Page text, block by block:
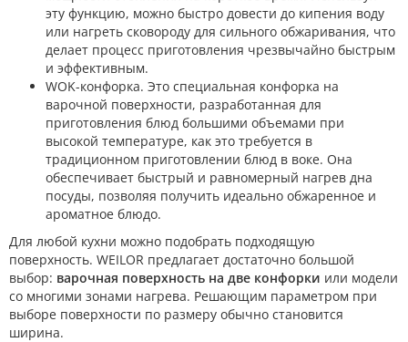
эту функцию, можно быстро довести до кипения воду
или нагреть сковороду для сильного обжаривания, что
делает процесс приготовления чрезвычайно быстрым
и эффективным.
WOK-конфорка. Это специальная конфорка на
варочной поверхности, разработанная для
приготовления блюд большими объемами при
высокой температуре, как это требуется в
традиционном приготовлении блюд в воке. Она
обеспечивает быстрый и равномерный нагрев дна
посуды, позволяя получить идеально обжаренное и
ароматное блюдо.
Для любой кухни можно подобрать подходящую
поверхность. WEILOR предлагает достаточно большой
выбор: варочная поверхность на две конфорки или модели
со многими зонами нагрева. Решающим параметром при
выборе поверхности по размеру обычно становится
ширина.